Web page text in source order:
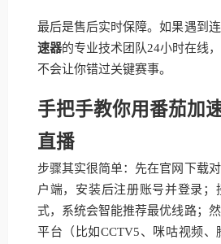
最后是售后实时保障。如果遇到连
速器的专业技术团队24小时在线
不会让你错过关键赛事。
手把手教你用番茄加
直播
步骤其实很简单：先在官网下载
户端，安装后注册账号并登录；
式，系统会智能推荐最优线路；
平台（比如CCTV5、咪咕视频